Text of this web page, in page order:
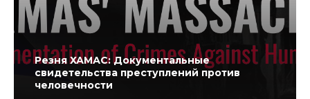
Резня ХАМАС: Документальные
свидетельства преступлений против
человечности